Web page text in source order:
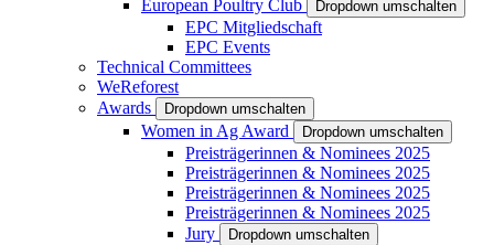
European Poultry Club
Dropdown umschalten
EPC Mitgliedschaft
EPC Events
Technical Committees
WeReforest
Awards
Dropdown umschalten
Women in Ag Award Dropdown umschalten
Preisträgerinnen & Nominees 2025
Preisträgerinnen & Nominees 2025
Preisträgerinnen & Nominees 2025
Preisträgerinnen & Nominees 2025
Jury
Dropdown umschalten